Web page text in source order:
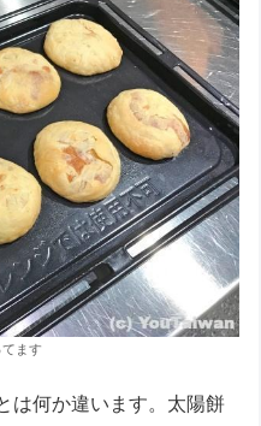
ます
は何か違います。太陽餅